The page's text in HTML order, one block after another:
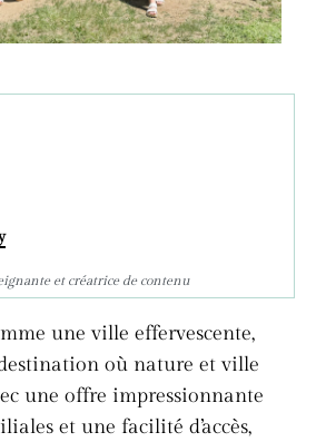
et créatrice de contenu
une ville effervescente,
où nature et ville
une offre impressionnante
et une facilité d’accès,